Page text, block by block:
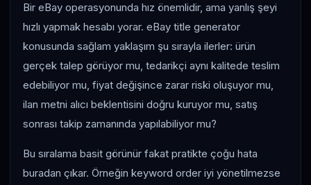
Bir eBay operasyonunda hız önemlidir, ama yanlış şeyi
hızlı yapmak hesabı yorar. eBay title generator
konusunda sağlam yaklaşım şu sırayla ilerler: ürün
gerçek talep görüyor mu, tedarikçi aynı kalitede teslim
edebiliyor mu, fiyat değişince zarar riski oluşuyor mu,
ilan metni alıcı beklentisini doğru kuruyor mu, satış
sonrası takip zamanında yapılabiliyor mu?
Bu sıralama basit görünür fakat pratikte çoğu hata
buradan çıkar. Örneğin keyword order iyi yönetilmezse